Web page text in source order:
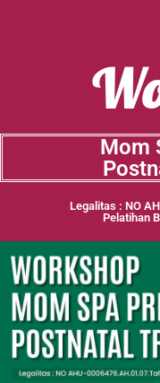
Mom
Legalitas : NO
Pelatihan